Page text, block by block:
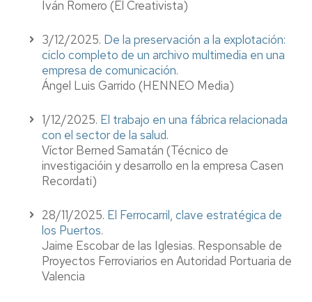
Iván Romero (El Creativista)
3/12/2025. De la preservación a la explotación:
ciclo completo de un archivo multimedia en una
empresa de comunicación.
Ángel Luis Garrido (HENNEO Media)
1/12/2025. El trabajo en una fábrica relacionada
con el sector de la salud.
Víctor Berned Samatán (Técnico de
investigacióin y desarrollo en la empresa Casen
Recordati)
28/11/2025. El Ferrocarril, clave estratégica de
los Puertos.
Jaime Escobar de las Iglesias. Responsable de
Proyectos Ferroviarios en Autoridad Portuaria de
Valencia